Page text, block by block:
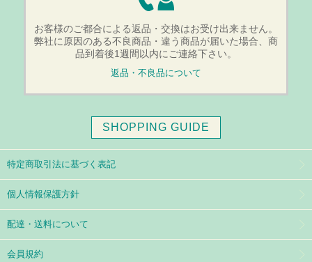
お客様のご都合による返品・交換はお受け出来ません。
弊社に原因のある不良商品・違う商品が届いた場合、商
品到着後1週間以内にご連絡下さい。
返品・不良品について
SHOPPING GUIDE
特定商取引法に基づく表記
個人情報保護方針
配達・送料について
会員規約